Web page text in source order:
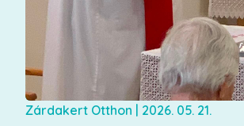
Zárdakert Otthon 2026. 05. 21.